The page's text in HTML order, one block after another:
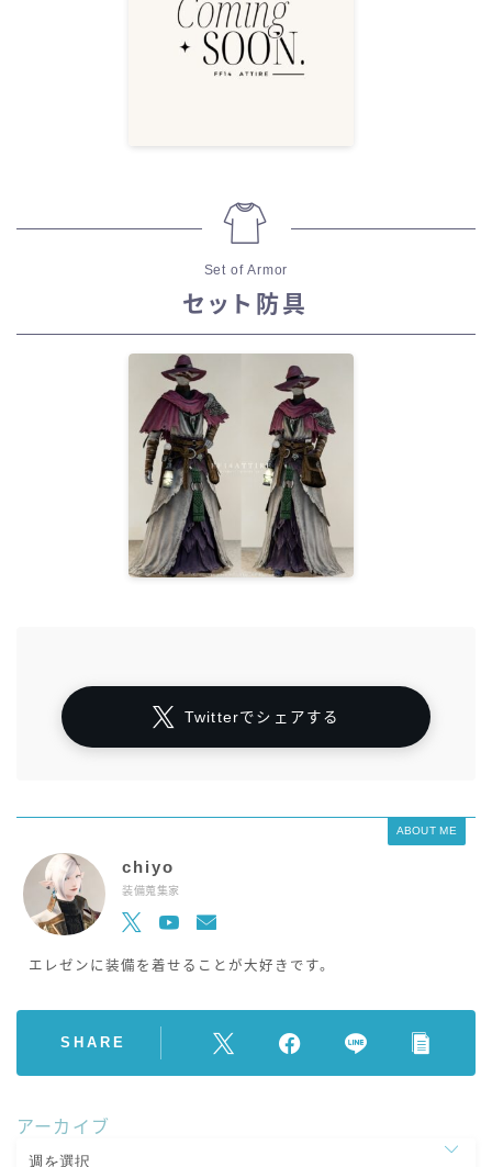
Set of Armor
セット防具
Twitterでシェアする
ABOUT ME
chiyo
装備蒐集家
エレゼンに装備を着せることが大好きです。
SHARE
アーカイブ